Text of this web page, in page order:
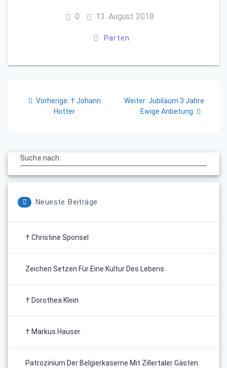
0 13. August 2018
Parten
Vorherige: Vorheriger
Beitrag:
† Johann
Hotter
Weiter: Nächster
Beitrag:
Jubiläum 3 Jahre
Ewige Anbetung
Suche nach:
Neueste Beiträge
† Christine Sponsel
Zeichen Setzen Für Eine Kultur Des Lebens
† Dorothea Klein
† Markus Hauser
Patrozinium Der Belgierkaserne Mit Zillertaler Gästen